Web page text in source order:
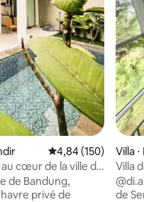
Évaluation
4,84 (150)
au cœur de la ville de
de Bandung,
privé de
Villa
Villa
de